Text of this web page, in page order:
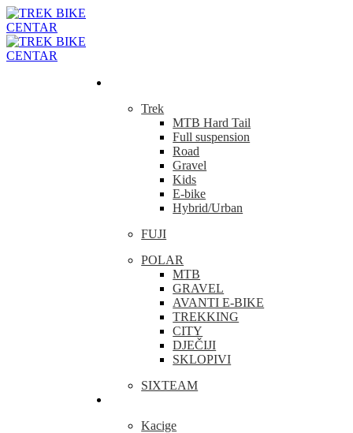
Trek
MTB Hard Tail
Full suspension
Road
Gravel
Kids
E-bike
Hybrid/Urban
FUJI
POLAR
MTB
GRAVEL
AVANTI E-BIKE
TREKKING
CITY
DJEČIJI
SKLOPIVI
SIXTEAM
Kacige